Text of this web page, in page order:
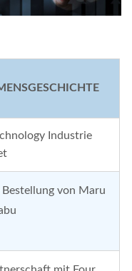
Industrie
von Maru